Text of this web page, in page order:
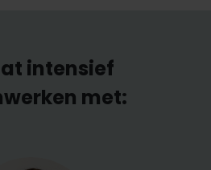
intensief
met: